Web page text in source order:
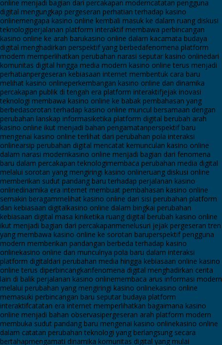
online menjadi bagian dari percakapan moderncatatan pengguna
digital mengungkap pergeseran perhatian terhadap kasino
onlinemengapa kasino online kembali masuk ke dalam ruang diskusi
teknologiperjalanan platform interaktif membawa perbincangan
kasino online ke arah barukasino online dalam kacamata budaya
digital menghadirkan perspektif yang berbedafenomena platform
modern memperlihatkan perubahan narasi seputar kasino onlinedari
komunitas digital hingga media modern kasino online terus menjadi
perhatianpergeseran kebiasaan internet membentuk cara baru
melihat kasino onlineperkembangan kasino online dan dinamika
percakapan publik di tengah era platform interaktifjejak inovasi
teknologi membawa kasino online ke babak pembahasan yang
berbedasorotan terhadap kasino online muncul bersamaan dengan
perubahan lanskap informasiketika platform digital berubah arah
kasino online ikut menjadi bahan pengamatanperspektif baru
mengenai kasino online terlihat dari perubahan pola interaksi
onlinearsip perubahan digital mencatat kemunculan kasino online
dalam narasi modernkasino online menjadi bagian dari fenomena
baru dalam percakapan teknologimembaca perubahan media digital
melalui sorotan yang mengiringi kasino onlineruang diskusi online
memberikan sudut pandang baru terhadap perjalanan kasino
onlinedinamika era internet membuat pembahasan kasino online
semakin beragammelihat kasino online dari sisi perubahan platform
dan kebiasaan digitalkasino online dalam bingkai perubahan
kebiasaan digital masa kiniketika ruang digital berubah kasino online
ikut menjadi bagian dari percakapanmenelusuri jejak pergeseran tren
yang membawa kasino online ke sorotan baruperspektif pengguna
modern memberikan pandangan berbeda terhadap kasino
onlinekasino online dan munculnya pola baru dalam interaksi
platform digitaldari perubahan media hingga kebiasaan online kasino
online terus diperbincangkanfenomena digital menghadirkan cerita
lain di balik perjalanan kasino onlinemembaca arus informasi modern
melalui perubahan yang mengiringi kasino onlinekasino online
memasuki perbincangan baru seputar budaya platform
interaktifcatatan era internet memperlihatkan bagaimana kasino
online menjadi bahan observasipergeseran arah platform modern
membuka sudut pandang baru mengenai kasino onlinekasino online
dalam catatan perubahan teknologi yang berlangsung secara
bertahapmengamati dinamika komunitas digital yang mulai